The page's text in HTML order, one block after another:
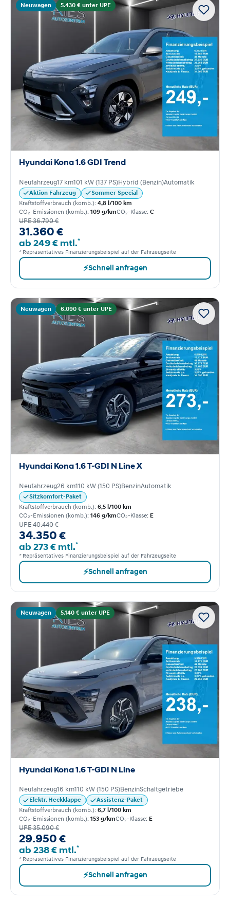
Neuwagen 5.430 € unter UPE
Hyundai Kona 1.6 GDI Trend
Neufahrzeug17 km101 kW (137 PS)Hybrid (Benzin)Automatik
Aktion Fahrzeug
Sommer Special
Kraftstoffverbrauch (komb.): 4,8 l/100 km
CO₂-Emissionen (komb.): 109 g/kmCO₂-Klasse: C
UPE 36.790 €
31.360 €
ab 249 € mtl.*
* Repräsentatives Finanzierungsbeispiel auf der Fahrzeugseite
⚡Schnell anfragen
Neuwagen 6.090 € unter UPE
Hyundai Kona 1.6 T-GDI N Line X
Neufahrzeug26 km110 kW (150 PS)BenzinAutomatik
Sitzkomfort-Paket
Kraftstoffverbrauch (komb.): 6,5 l/100 km
CO₂-Emissionen (komb.): 146 g/kmCO₂-Klasse: E
UPE 40.440 €
34.350 €
ab 273 € mtl.*
* Repräsentatives Finanzierungsbeispiel auf der Fahrzeugseite
⚡Schnell anfragen
Neuwagen 5.140 € unter UPE
Hyundai Kona 1.6 T-GDI N Line
Neufahrzeug16 km110 kW (150 PS)BenzinSchaltgetriebe
Elektr. Heckklappe
Assistenz-Paket
Kraftstoffverbrauch (komb.): 6,7 l/100 km
CO₂-Emissionen (komb.): 153 g/kmCO₂-Klasse: E
UPE 35.090 €
29.950 €
ab 238 € mtl.*
* Repräsentatives Finanzierungsbeispiel auf der Fahrzeugseite
⚡Schnell anfragen